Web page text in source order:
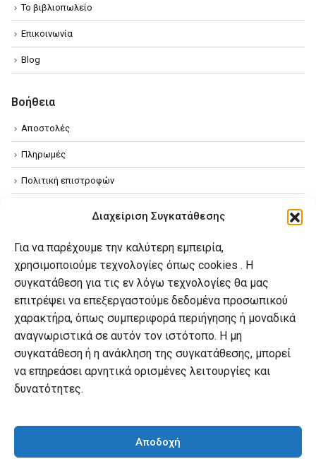
Διαχείριση Συγκατάθεσης
Για να παρέχουμε την καλύτερη εμπειρία,
χρησιμοποιούμε τεχνολογίες όπως cookies . Η
συγκατάθεση για τις εν λόγω τεχνολογίες θα μας
επιτρέψει να επεξεργαστούμε δεδομένα προσωπικού
χαρακτήρα, όπως συμπεριφορά περιήγησης ή μοναδικά
αναγνωριστικά σε αυτόν τον ιστότοπο. Η μη
συγκατάθεση ή η ανάκληση της συγκατάθεσης, μπορεί
να επηρεάσει αρνητικά ορισμένες λειτουργίες και
δυνατότητες.
Αποδοχή
Το βιβλιοπωλείο
Επικοινωνία
Blog
Βοήθεια
Αποστολές
Πληρωμές
Πολιτική επιστροφών
Πολιτική Cookies
Ο λογαριασμός μου
Ο λογαριασμός μου
Οι παραγγελίες μου
Λίστα επιθυμιών